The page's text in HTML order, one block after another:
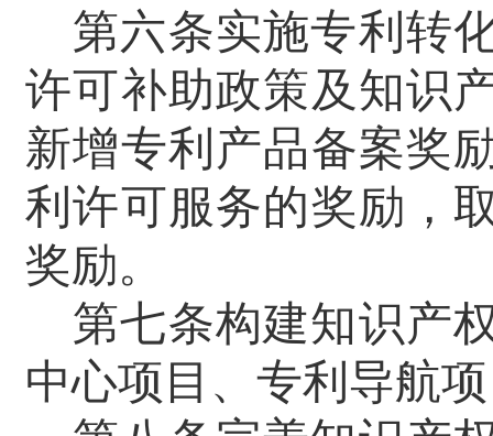
第六条实施专利转
许可补助政策及知识
新增专利产品备案奖
利许可服务的奖励，
奖励。
第七条构建知识产
中心项目、专利导航